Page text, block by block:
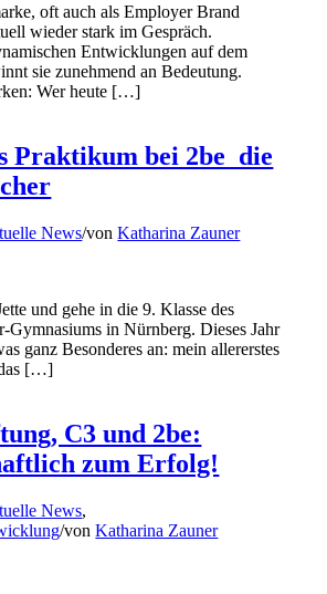
oft auch als Employer Brand
wieder stark im Gespräch.
Entwicklungen auf dem
sie zunehmend an Bedeutung.
Wer heute […]
Praktikum bei 2be_die
News/vonKatharina Zauner
und gehe in die 9. Klasse des
Gymnasiums in Nürnberg. Dieses Jahr
ganz Besonderes an: mein allererstes
[…]
C3 und 2be:
zum Erfolg!
News,
/vonKatharina Zauner